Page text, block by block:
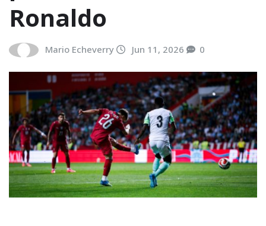
Ronaldo
Mario Echeverry Jun 11, 2026 0